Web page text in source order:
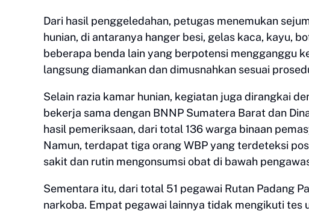
Dari hasil penggeledahan, petugas menemukan
hunian, di antaranya hanger besi, gelas kaca, kayu,
beberapa benda lain yang berpotensi mengganggu
langsung diamankan dan dimusnahkan sesuai
Selain razia kamar hunian, kegiatan juga dirangkai
bekerja sama dengan BNNP Sumatera Barat dan
hasil pemeriksaan, dari total 136 warga binaan
Namun, terdapat tiga orang WBP yang terdeteksi
sakit dan rutin mengonsumsi obat di bawah
Sementara itu, dari total 51 pegawai Rutan Padang
narkoba. Empat pegawai lainnya tidak mengikuti tes